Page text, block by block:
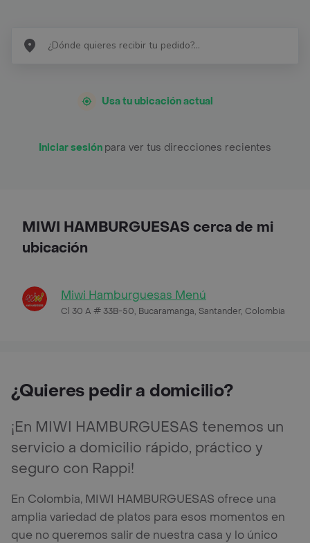
Usa tu ubicación actual
Iniciar sesión para ver tus direcciones recientes
MIWI HAMBURGUESAS cerca de mi
ubicación
Miwi Hamburguesas Menú
Cl 30 A # 33B-50, Bucaramanga, Santander, Colombia
¿Quieres pedir a domicilio?
¡En MIWI HAMBURGUESAS tenemos un
servicio a domicilio rápido, práctico y
seguro con Rappi!
En Colombia, MIWI HAMBURGUESAS ofrece una
amplia variedad de platos para esos momentos en
que no queremos salir de nuestra casa y lo único